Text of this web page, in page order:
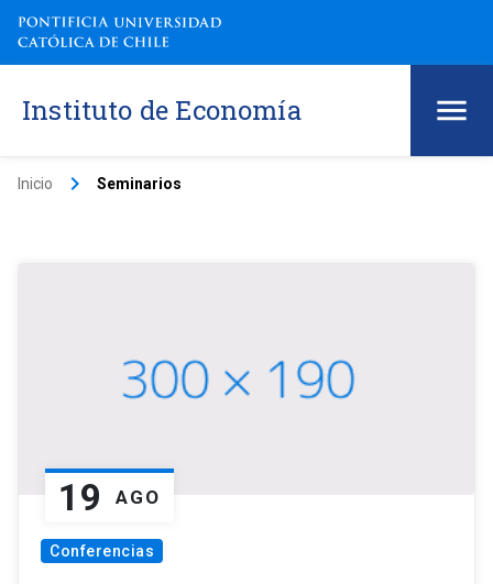
Instituto de Economía
Inicio keyboard_arrow_right Seminarios
19 AGO
Conferencias